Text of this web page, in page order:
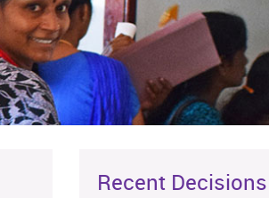
Recent